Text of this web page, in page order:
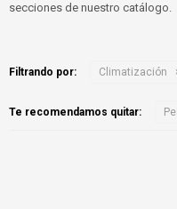
secciones de nuestro catálogo.
Filtrando por: Climatización
Te recomendamos quitar: